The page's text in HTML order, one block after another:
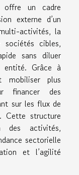
un cadre
externe d’un
activités, la
cibles,
sans diluer
Grâce à
plus
financer des
sur les flux de
Cette structure
des activités,
sectorielle
et l’agilité